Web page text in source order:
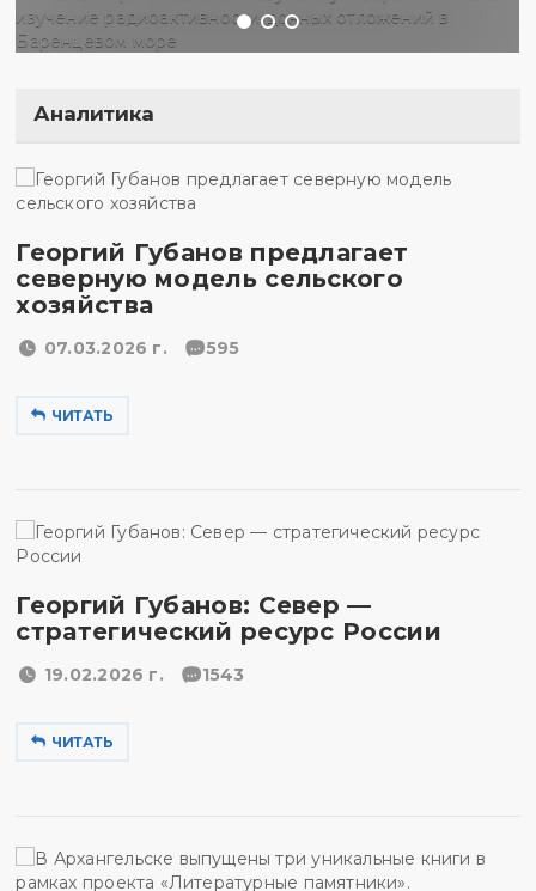
Аналитика
Георгий Губанов предлагает
северную модель сельского
хозяйства
07.03.2026 г. 595
ЧИТАТЬ
Георгий Губанов: Север —
стратегический ресурс России
19.02.2026 г. 1543
ЧИТАТЬ